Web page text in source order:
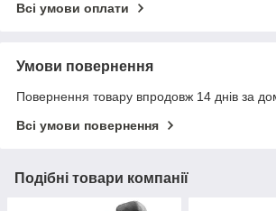
Всі умови оплати
Умови повернення
Повернення товару впродовж 14 днів за
Всі умови повернення
Подібні товари компанії